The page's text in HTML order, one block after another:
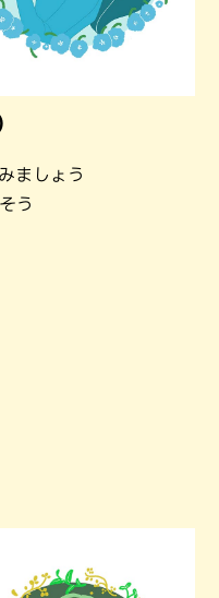
ましょう
う